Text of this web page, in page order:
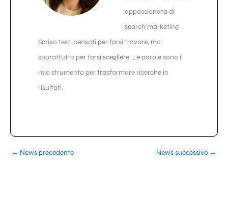
appassionata di
search marketing.
Scrivo testi pensati per farsi trovare, ma
soprattutto per farsi scegliere. Le parole sono il
mio strumento per trasformare ricerche in
risultati.
← News precedente News successivo →